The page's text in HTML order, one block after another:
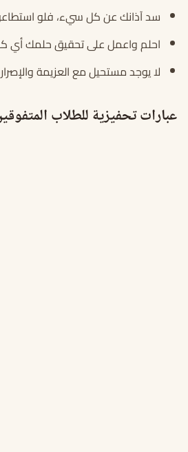
سد آذانك عن كل سيء، فلو
احلم واعمل على تحقيق حلمك أي
لا يوجد مستحيل مع العزيمة
عبارات تحفيزية للطلاب